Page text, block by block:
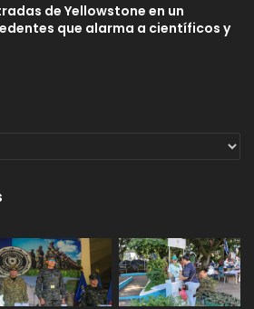
de Yellowstone en un
que alarma a científicos y